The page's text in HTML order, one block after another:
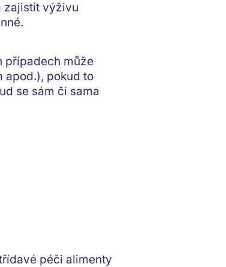
zajistit výživu
případech může
apod.), pokud to
se sám či sama
péči alimenty